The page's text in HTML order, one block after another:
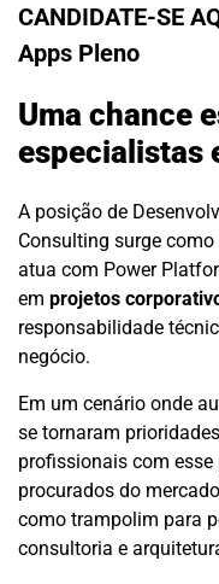
CANDIDATE-SE
Apps Pleno
Uma chance
especialistas
A posição de
Consulting surge
atua com Power
em projetos
responsabilidade
negócio.
Em um cenário onde
se tornaram
profissionais com
procurados do
como trampolim para
consultoria e